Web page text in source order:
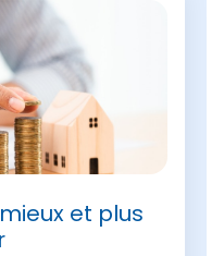
et plus